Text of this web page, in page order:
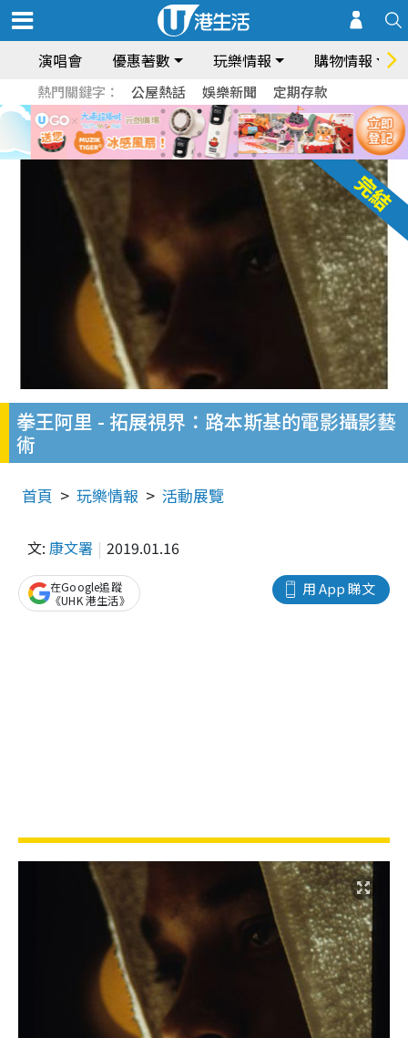
演唱會 優惠著數 玩樂情報 購物情報
熱門關鍵字： 公屋熱話 娛樂新聞 定期存款
拳王阿里 - 拓展視界：路本斯基的電影攝影藝
術
首頁 玩樂情報 活動展覽
文: 康文署 2019.01.16
用 App 睇文
在Google追蹤
《UHK 港生活》